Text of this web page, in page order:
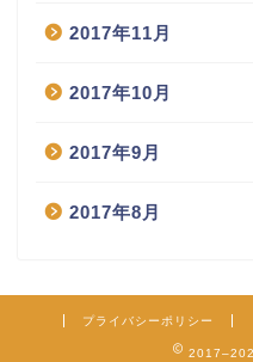
2017年11月
2017年10月
2017年9月
2017年8月
プライバシーポリシー